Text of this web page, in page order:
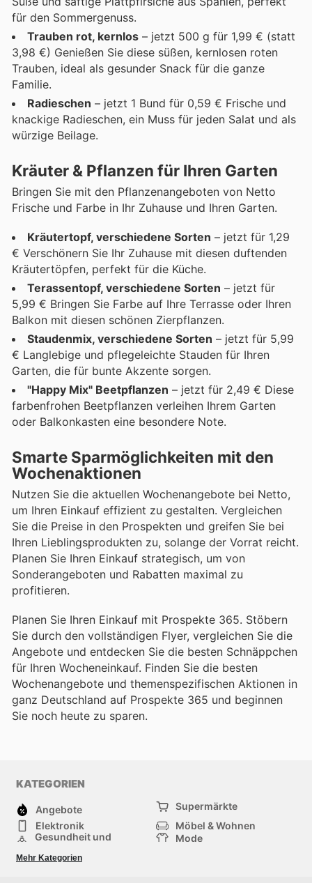
für den Sommergenuss.
Trauben rot, kernlos – jetzt 500 g für 1,99 € (statt
3,98 €) Genießen Sie diese süßen, kernlosen roten
Trauben, ideal als gesunder Snack für die ganze
Familie.
Radieschen – jetzt 1 Bund für 0,59 € Frische und
knackige Radieschen, ein Muss für jeden Salat und als
würzige Beilage.
Kräuter & Pflanzen für Ihren Garten
Bringen Sie mit den Pflanzenangeboten von Netto
Frische und Farbe in Ihr Zuhause und Ihren Garten.
Kräutertopf, verschiedene Sorten – jetzt für 1,29
€ Verschönern Sie Ihr Zuhause mit diesen duftenden
Kräutertöpfen, perfekt für die Küche.
Terassentopf, verschiedene Sorten – jetzt für
5,99 € Bringen Sie Farbe auf Ihre Terrasse oder Ihren
Balkon mit diesen schönen Zierpflanzen.
Staudenmix, verschiedene Sorten – jetzt für 5,99
€ Langlebige und pflegeleichte Stauden für Ihren
Garten, die für bunte Akzente sorgen.
"Happy Mix" Beetpflanzen – jetzt für 2,49 € Diese
farbenfrohen Beetpflanzen verleihen Ihrem Garten
oder Balkonkasten eine besondere Note.
Smarte Sparmöglichkeiten mit den
Wochenaktionen
Nutzen Sie die aktuellen Wochenangebote bei Netto,
um Ihren Einkauf effizient zu gestalten. Vergleichen
Sie die Preise in den Prospekten und greifen Sie bei
Ihren Lieblingsprodukten zu, solange der Vorrat reicht.
Planen Sie Ihren Einkauf strategisch, um von
Sonderangeboten und Rabatten maximal zu
profitieren.
Planen Sie Ihren Einkauf mit Prospekte 365. Stöbern
Sie durch den vollständigen Flyer, vergleichen Sie die
Angebote und entdecken Sie die besten Schnäppchen
für Ihren Wocheneinkauf. Finden Sie die besten
Wochenangebote und themenspezifischen Aktionen in
ganz Deutschland auf Prospekte 365 und beginnen
Sie noch heute zu sparen.
KATEGORIEN
Angebote
Supermärkte
Elektronik
Möbel & Wohnen
Gesundheit und
Mode
Sportartikel und
Sportbekleidung
Mehr Kategorien